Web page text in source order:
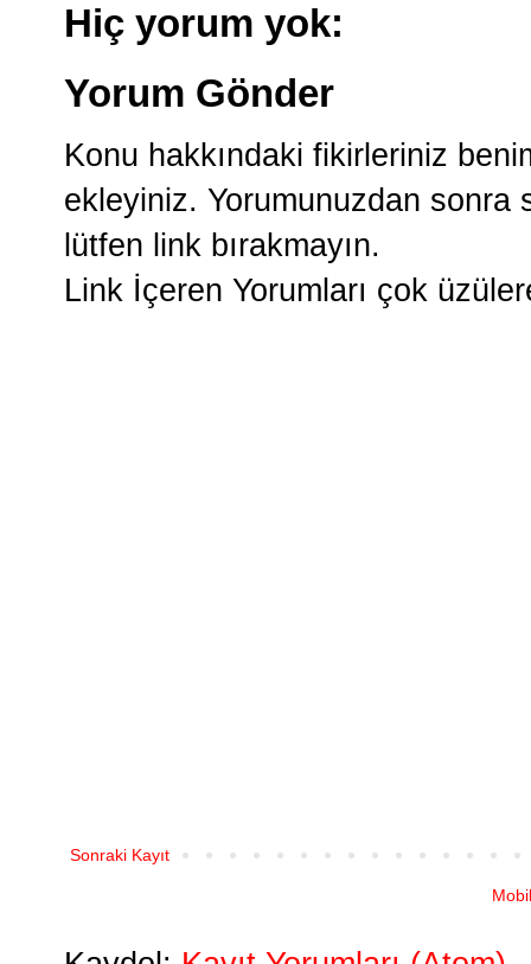
Hiç yorum yok:
Yorum Gönder
Konu hakkındaki fikirleriniz
ekleyiniz. Yorumunuzdan
lütfen link bırakmayın.
Link İçeren Yorumları çok
Sonraki Kayıt